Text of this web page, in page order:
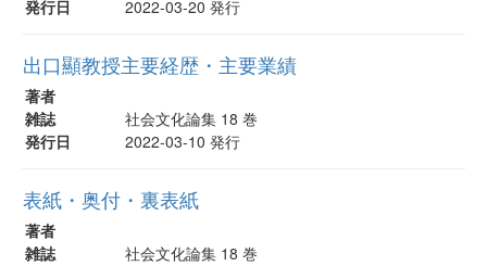
発行日
2022-03-20 発行
出口顯教授主要経歴・主要業績
著者
雑誌
社会文化論集 18 巻
発行日
2022-03-10 発行
表紙・奥付・裏表紙
著者
雑誌
社会文化論集 18 巻